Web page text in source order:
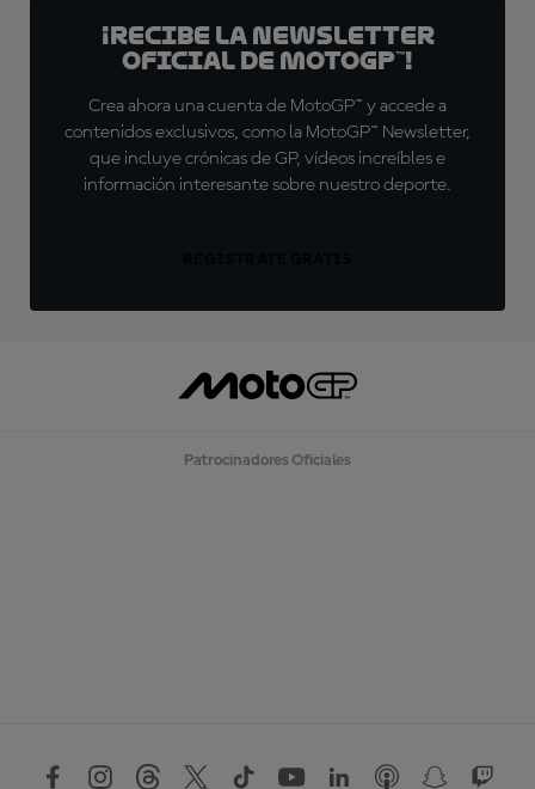
¡Recibe la Newsletter
oficial de MotoGP™!
Crea ahora una cuenta de MotoGP™ y accede a
contenidos exclusivos, como la MotoGP™ Newsletter,
que incluye crónicas de GP, vídeos increíbles e
información interesante sobre nuestro deporte.
Patrocinadores Oficiales